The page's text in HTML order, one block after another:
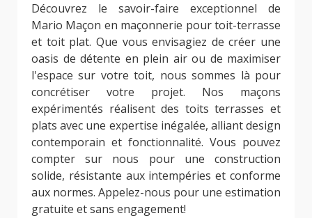
Découvrez le savoir-faire exceptionnel de
Mario Maçon en maçonnerie pour toit-terrasse
et toit plat. Que vous envisagiez de créer une
oasis de détente en plein air ou de maximiser
l'espace sur votre toit, nous sommes là pour
concrétiser votre projet. Nos maçons
expérimentés réalisent des toits terrasses et
plats avec une expertise inégalée, alliant design
contemporain et fonctionnalité. Vous pouvez
compter sur nous pour une construction
solide, résistante aux intempéries et conforme
aux normes. Appelez-nous pour une estimation
gratuite et sans engagement!